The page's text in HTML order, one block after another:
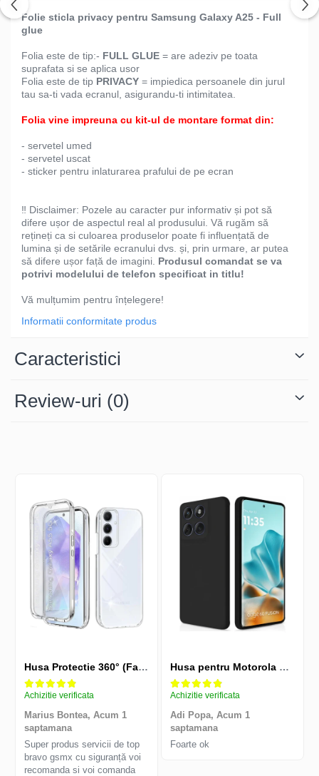
Folie sticla privacy pentru Samsung Galaxy A25 - Full
glue
Folia este de tip:- FULL GLUE = are adeziv pe toata
suprafata si se aplica usor
Folia este de tip PRIVACY = impiedica persoanele din jurul
tau sa-ti vada ecranul, asigurandu-ti intimitatea.
Folia vine impreuna cu kit-ul de montare format din:
- servetel umed
- servetel uscat
- sticker pentru inlaturarea prafului de pe ecran
‼️ Disclaimer: Pozele au caracter pur informativ și pot să
difere ușor de aspectul real al produsului. Vă rugăm să
rețineți ca si culoarea produselor poate fi influențată de
lumina și de setările ecranului dvs. și, prin urmare, ar putea
să difere ușor față de imagini. Produsul comandat se va
potrivi modelului de telefon specificat in titlu!
Vă mulțumim pentru înțelegere!
Informatii conformitate produs
Caracteristici
Review-uri (0)
Husa Protectie 360° (Fata+Spate) compatibila Samsung Galaxy A55 5G, Transparanta, Protectie Completa
Achizitie verificata
Marius Bontea, Acum 1
saptamana
Super produs servicii de top
bravo gsmx cu siguranță voi
recomanda si voi comanda
Husa pentru Motorola Edge 60 Fusion din sIlicon catifelat cu interior din microfibra si protectie la camere - Negru
Achizitie verificata
Adi Popa, Acum 1
saptamana
Foarte ok